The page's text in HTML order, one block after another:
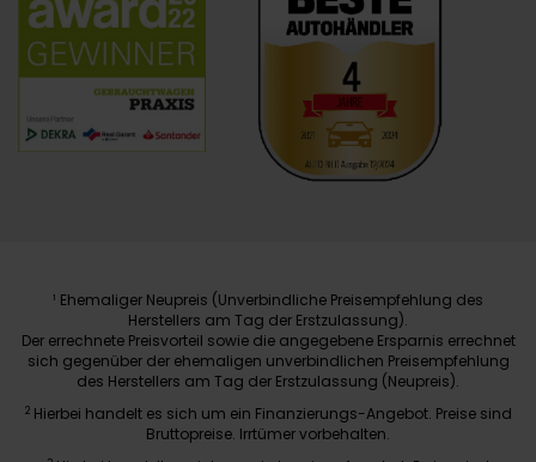
1 Ehemaliger Neupreis (Unverbindliche Preisempfehlung des
Herstellers am Tag der Erstzulassung).
Der errechnete Preisvorteil sowie die angegebene Ersparnis errechnet
sich gegenüber der ehemaligen unverbindlichen Preisempfehlung
des Herstellers am Tag der Erstzulassung (Neupreis).
2 Hierbei handelt es sich um ein Finanzierungs-Angebot. Preise sind
Bruttopreise. Irrtümer vorbehalten.